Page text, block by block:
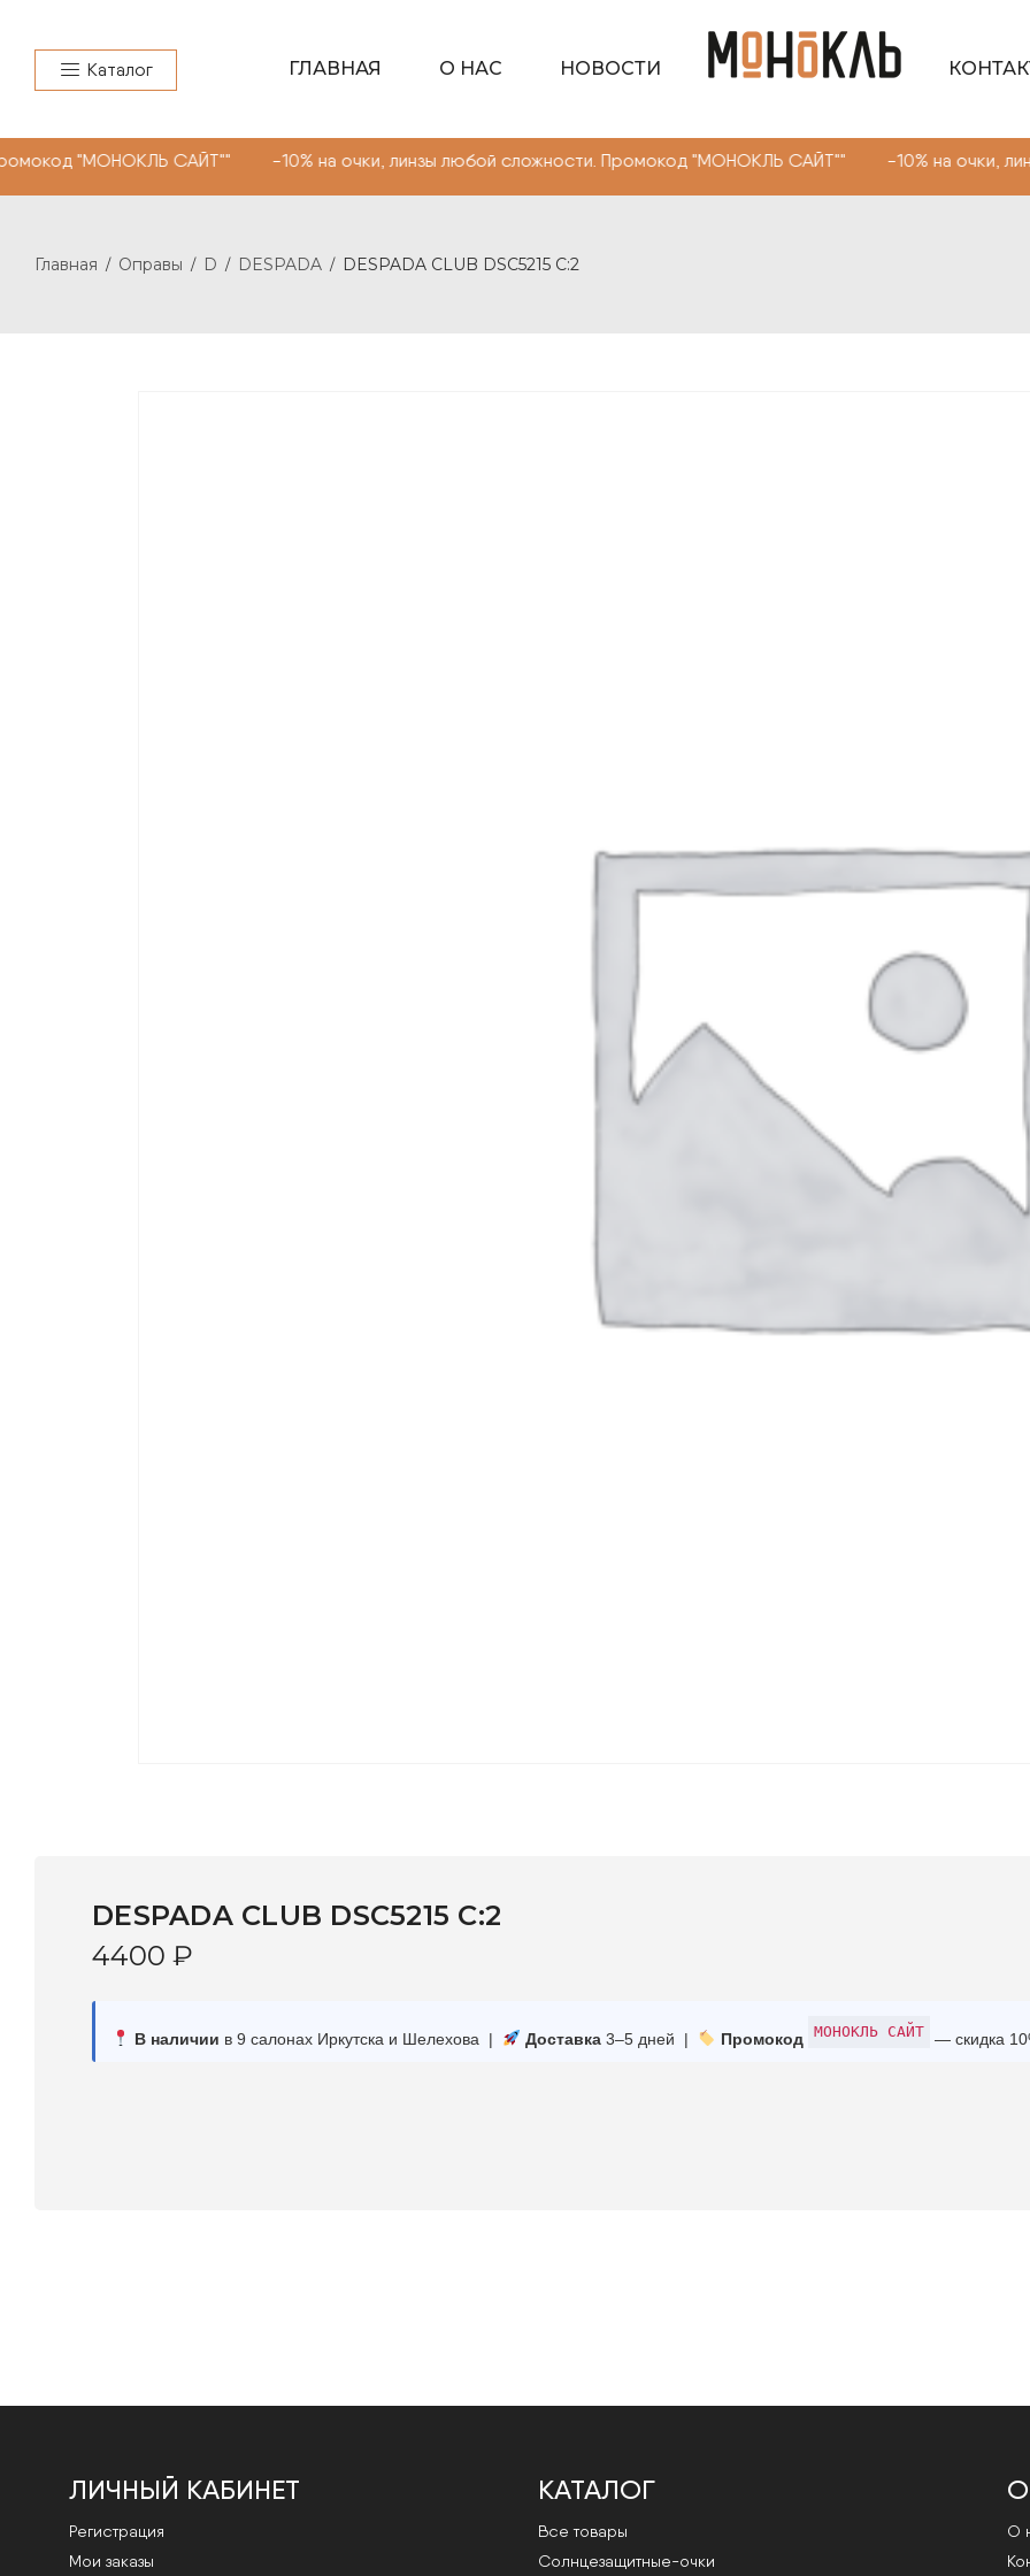
Каталог ГЛАВНАЯ О НАС НОВОСТИ
САЙТ"" -10% на очки, линзы любой сложности. Промокод "МОНОКЛЬ САЙТ"" -10% на очки,
Главная / Оправы / D / DESPADA / DESPADA CLUB DSC5215 С:2
DESPADA CLUB DSC5215 С:2
4400 ₽
В наличии в 9 салонах Иркутска и Шелехова | Доставка3–5 дней | Промокод МОНОКЛЬ САЙТ — скидка
ЛИЧНЫЙ КАБИНЕТ
Регистрация
Мои заказы
КАТАЛОГ
Все товары
Cолнцезащитные-очки
О